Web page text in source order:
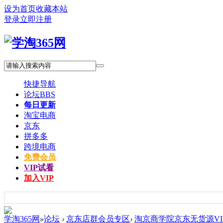
设为首页收藏本站
登录立即注册
快捷导航
论坛BBS
每日更新
淘宝电商
京东
拼多多
跨境电商
免费会员
VIP试看
加入VIP
学淘365网 »论坛 › 京东店群会员专区› 淘京商学院京东无货源